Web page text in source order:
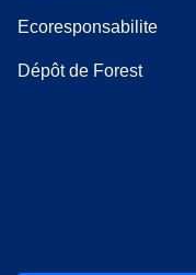
Ecoresponsabilite
Dépôt de Forest